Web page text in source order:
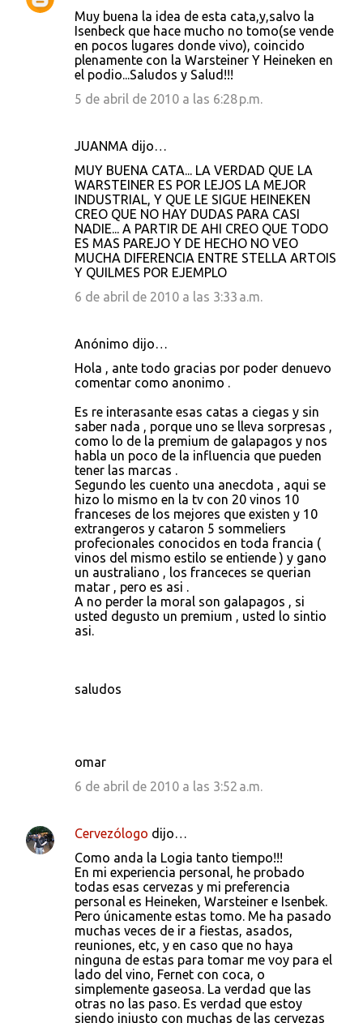
Muy buena la idea de esta cata,y,salvo la
Isenbeck que hace mucho no tomo(se vende
en pocos lugares donde vivo), coincido
plenamente con la Warsteiner Y Heineken en
el podio...Saludos y Salud!!!
5 de abril de 2010 a las 6:28 p.m.
JUANMA dijo…
MUY BUENA CATA... LA VERDAD QUE LA
WARSTEINER ES POR LEJOS LA MEJOR
INDUSTRIAL, Y QUE LE SIGUE HEINEKEN
CREO QUE NO HAY DUDAS PARA CASI
NADIE... A PARTIR DE AHI CREO QUE TODO
ES MAS PAREJO Y DE HECHO NO VEO
MUCHA DIFERENCIA ENTRE STELLA ARTOIS
Y QUILMES POR EJEMPLO
6 de abril de 2010 a las 3:33 a.m.
Anónimo dijo…
Hola , ante todo gracias por poder denuevo
comentar como anonimo .
Es re interasante esas catas a ciegas y sin
saber nada , porque uno se lleva sorpresas ,
como lo de la premium de galapagos y nos
habla un poco de la influencia que pueden
tener las marcas .
Segundo les cuento una anecdota , aqui se
hizo lo mismo en la tv con 20 vinos 10
franceses de los mejores que existen y 10
extrangeros y cataron 5 sommeliers
profecionales conocidos en toda francia (
vinos del mismo estilo se entiende ) y gano
un australiano , los franceces se querian
matar , pero es asi .
A no perder la moral son galapagos , si
usted degusto un premium , usted lo sintio
asi.
saludos
omar
6 de abril de 2010 a las 3:52 a.m.
Cervezólogo dijo…
Como anda la Logia tanto tiempo!!!
En mi experiencia personal, he probado
todas esas cervezas y mi preferencia
personal es Heineken, Warsteiner e Isenbek.
Pero únicamente estas tomo. Me ha pasado
muchas veces de ir a fiestas, asados,
reuniones, etc, y en caso que no haya
ninguna de estas para tomar me voy para el
lado del vino, Fernet con coca, o
simplemente gaseosa. La verdad que las
otras no las paso. Es verdad que estoy
siendo injusto con muchas de las cervezas